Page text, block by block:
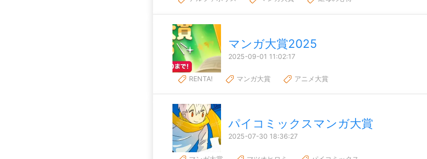
マンガ大賞2025
2025-09-01 11:02:17
RENTA! マンガ大賞 アニメ大賞
パイコミックスマンガ大賞
2025-07-30 18:36:27